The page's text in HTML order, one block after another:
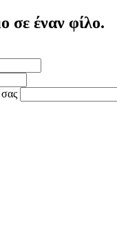
σε έναν φίλο.